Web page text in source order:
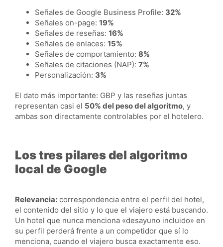
Señales de Google Business Profile: 32%
Señales on-page: 19%
Señales de reseñas: 16%
Señales de enlaces: 15%
Señales de comportamiento: 8%
Señales de citaciones (NAP): 7%
Personalización: 3%
El dato más importante: GBP y las reseñas juntas
representan casi el 50% del peso del algoritmo, y
ambas son directamente controlables por el hotelero.
Los tres pilares del algoritmo
local de Google
Relevancia: correspondencia entre el perfil del hotel,
el contenido del sitio y lo que el viajero está buscando.
Un hotel que nunca menciona «desayuno incluido» en
su perfil perderá frente a un competidor que sí lo
menciona, cuando el viajero busca exactamente eso.